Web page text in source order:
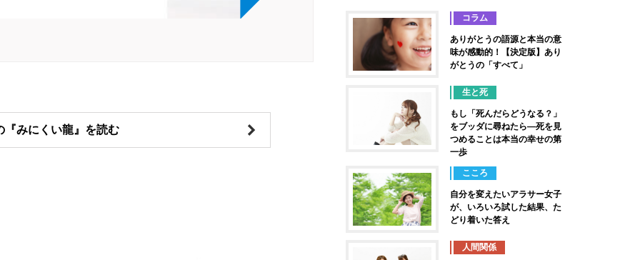
『みにくい龍』を読む
コラム
ありがとうの語源と本当の意
味が感動的！【決定版】あり
がとうの「すべて」
生と死
もし「死んだらどうなる？」
をブッダに尋ねたら―死を見
つめることは本当の幸せの第
一歩
こころ
自分を変えたいアラサー女子
が、いろいろ試した結果、た
どり着いた答え
人間関係